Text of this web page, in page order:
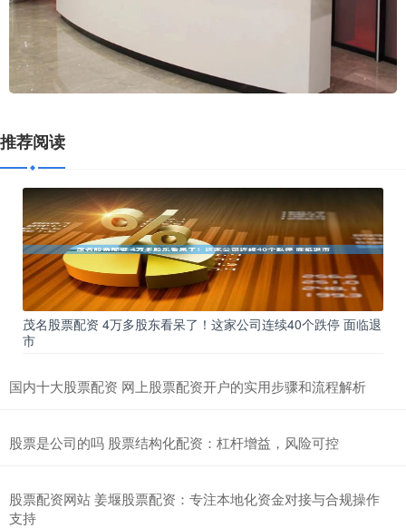
推荐阅读
茂名股票配资 4万多股东看呆了！这家公司连续40个跌停 面临退
市
国内十大股票配资 网上股票配资开户的实用步骤和流程解析
股票是公司的吗 股票结构化配资：杠杆增益，风险可控
股票配资网站 姜堰股票配资：专注本地化资金对接与合规操作
支持